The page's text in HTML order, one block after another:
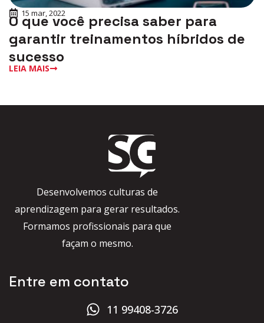
15 mar, 2022
O que você precisa saber para
garantir treinamentos híbridos de
sucesso
LEIA MAIS
Desenvolvemos culturas de
aprendizagem para gerar resultados.
Formamos profissionais para que
façam o mesmo.
Entre em contato
11 99408-3726